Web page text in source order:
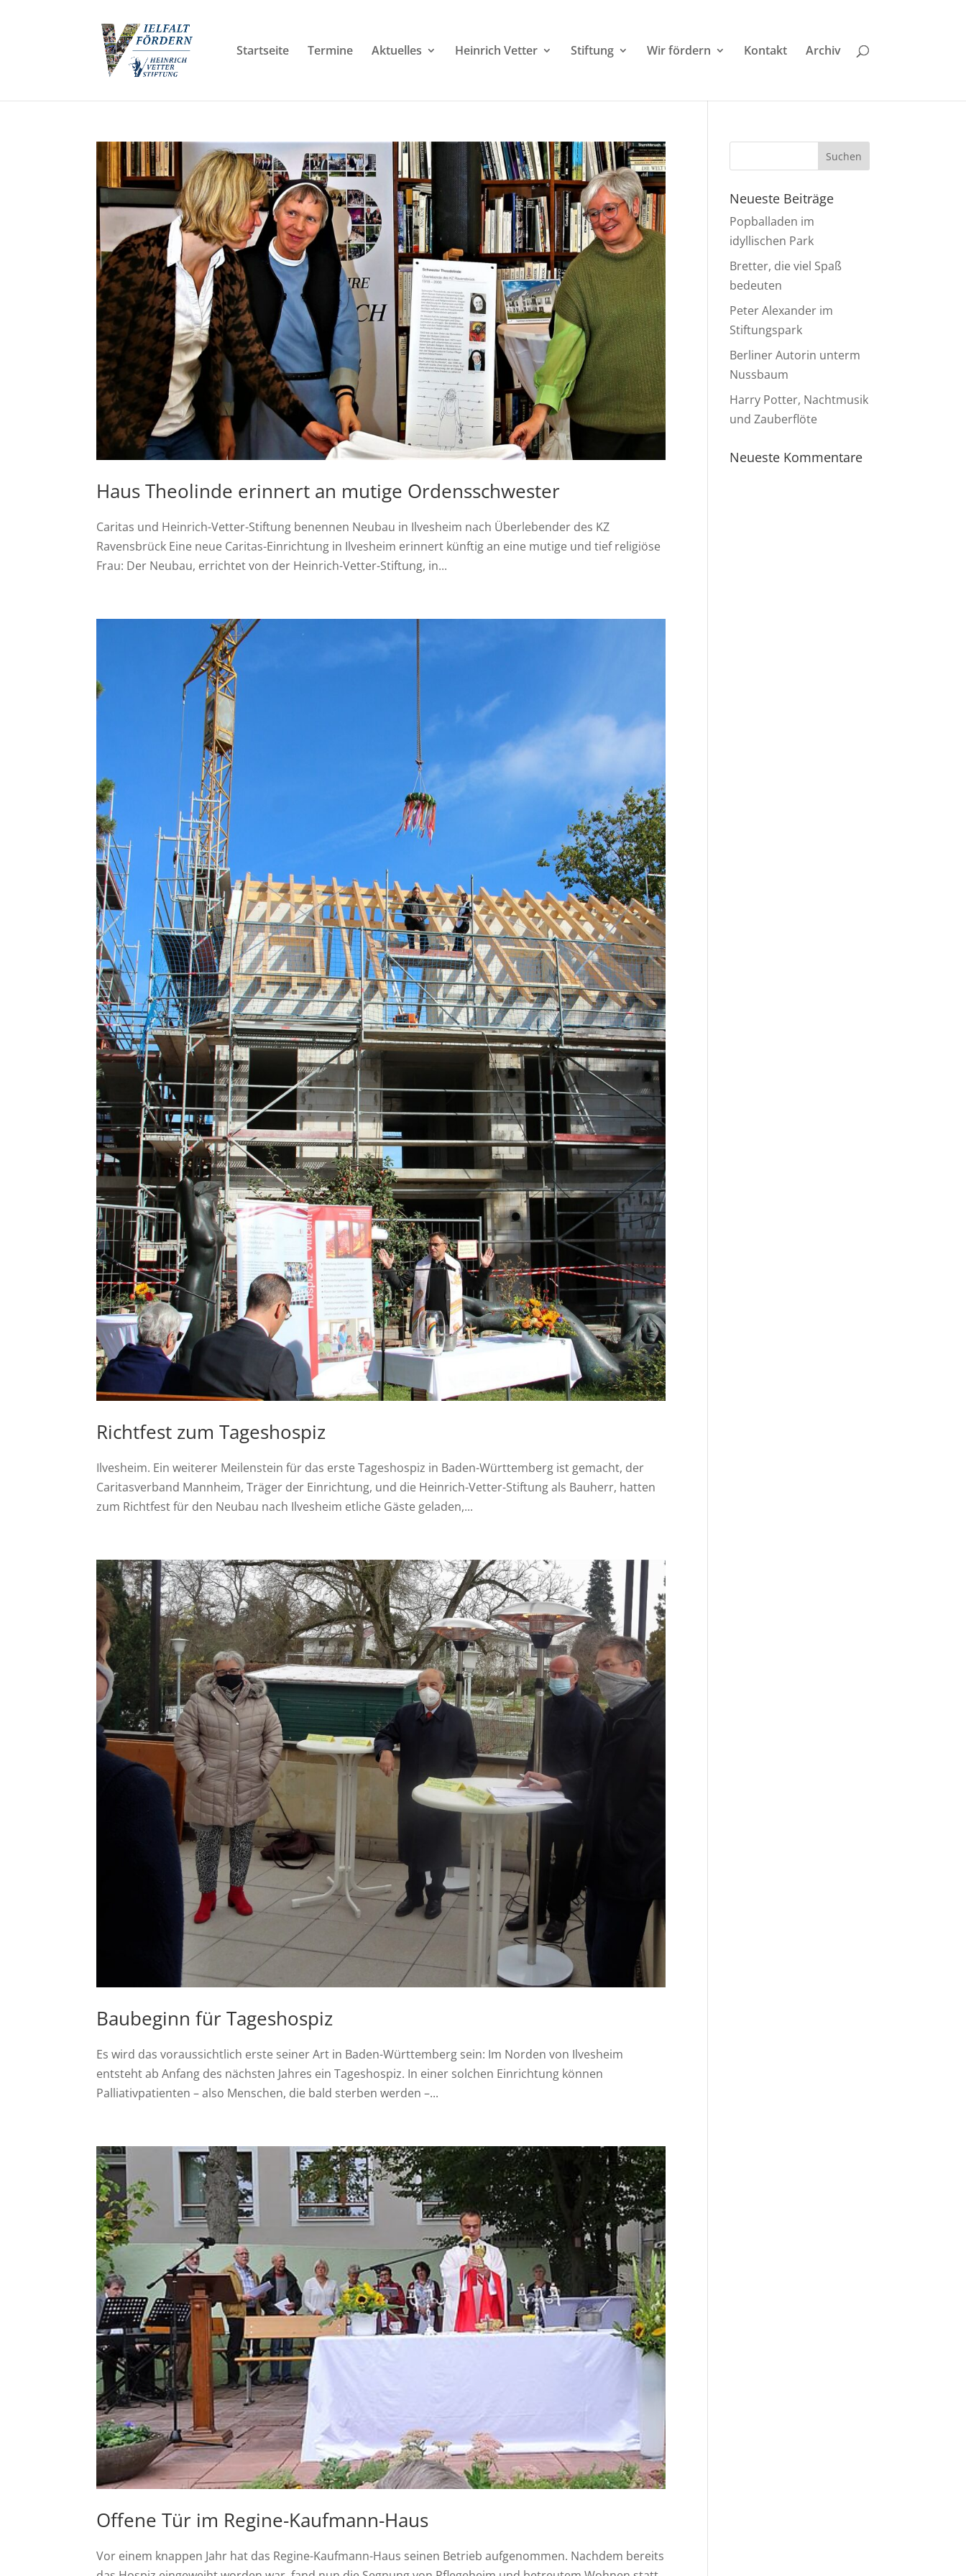
Startseite Termine Aktuelles Heinrich Vetter Stiftung Wir fördern Kontakt Archiv
Haus Theolinde erinnert an mutige Ordensschwester
Caritas und Heinrich-Vetter-Stiftung benennen Neubau in Ilvesheim nach Überlebender des KZ
Ravensbrück Eine neue Caritas-Einrichtung in Ilvesheim erinnert künftig an eine mutige und tief religiöse
Frau: Der Neubau, errichtet von der Heinrich-Vetter-Stiftung, in...
Richtfest zum Tageshospiz
Ilvesheim. Ein weiterer Meilenstein für das erste Tageshospiz in Baden-Württemberg ist gemacht, der
Caritasverband Mannheim, Träger der Einrichtung, und die Heinrich-Vetter-Stiftung als Bauherr, hatten
zum Richtfest für den Neubau nach Ilvesheim etliche Gäste geladen,...
Baubeginn für Tageshospiz
Es wird das voraussichtlich erste seiner Art in Baden-Württemberg sein: Im Norden von Ilvesheim
entsteht ab Anfang des nächsten Jahres ein Tageshospiz. In einer solchen Einrichtung können
Palliativpatienten – also Menschen, die bald sterben werden –...
Offene Tür im Regine-Kaufmann-Haus
Vor einem knappen Jahr hat das Regine-Kaufmann-Haus seinen Betrieb aufgenommen. Nachdem bereits
Neueste Beiträge
Popballaden im
idyllischen Park
Bretter, die viel Spaß
bedeuten
Peter Alexander im
Stiftungspark
Berliner Autorin unterm
Nussbaum
Harry Potter, Nachtmusik
und Zauberflöte
Neueste Kommentare